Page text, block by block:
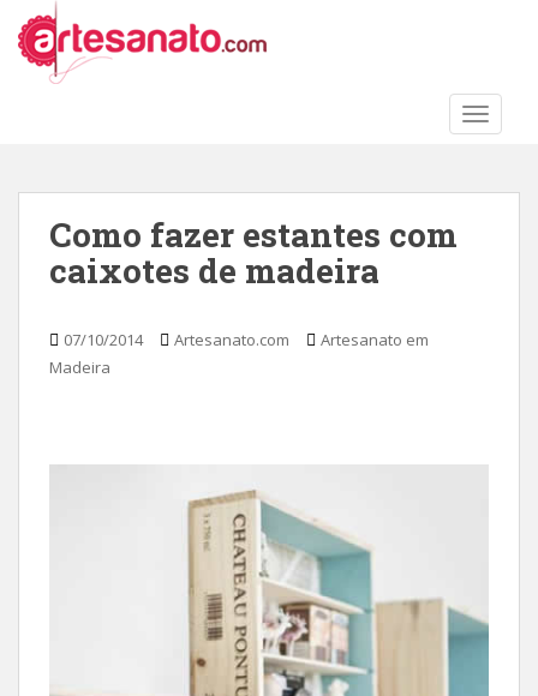
Como fazer estantes com
caixotes de madeira
07/10/2014 Artesanato.com
Artesanato em
Madeira